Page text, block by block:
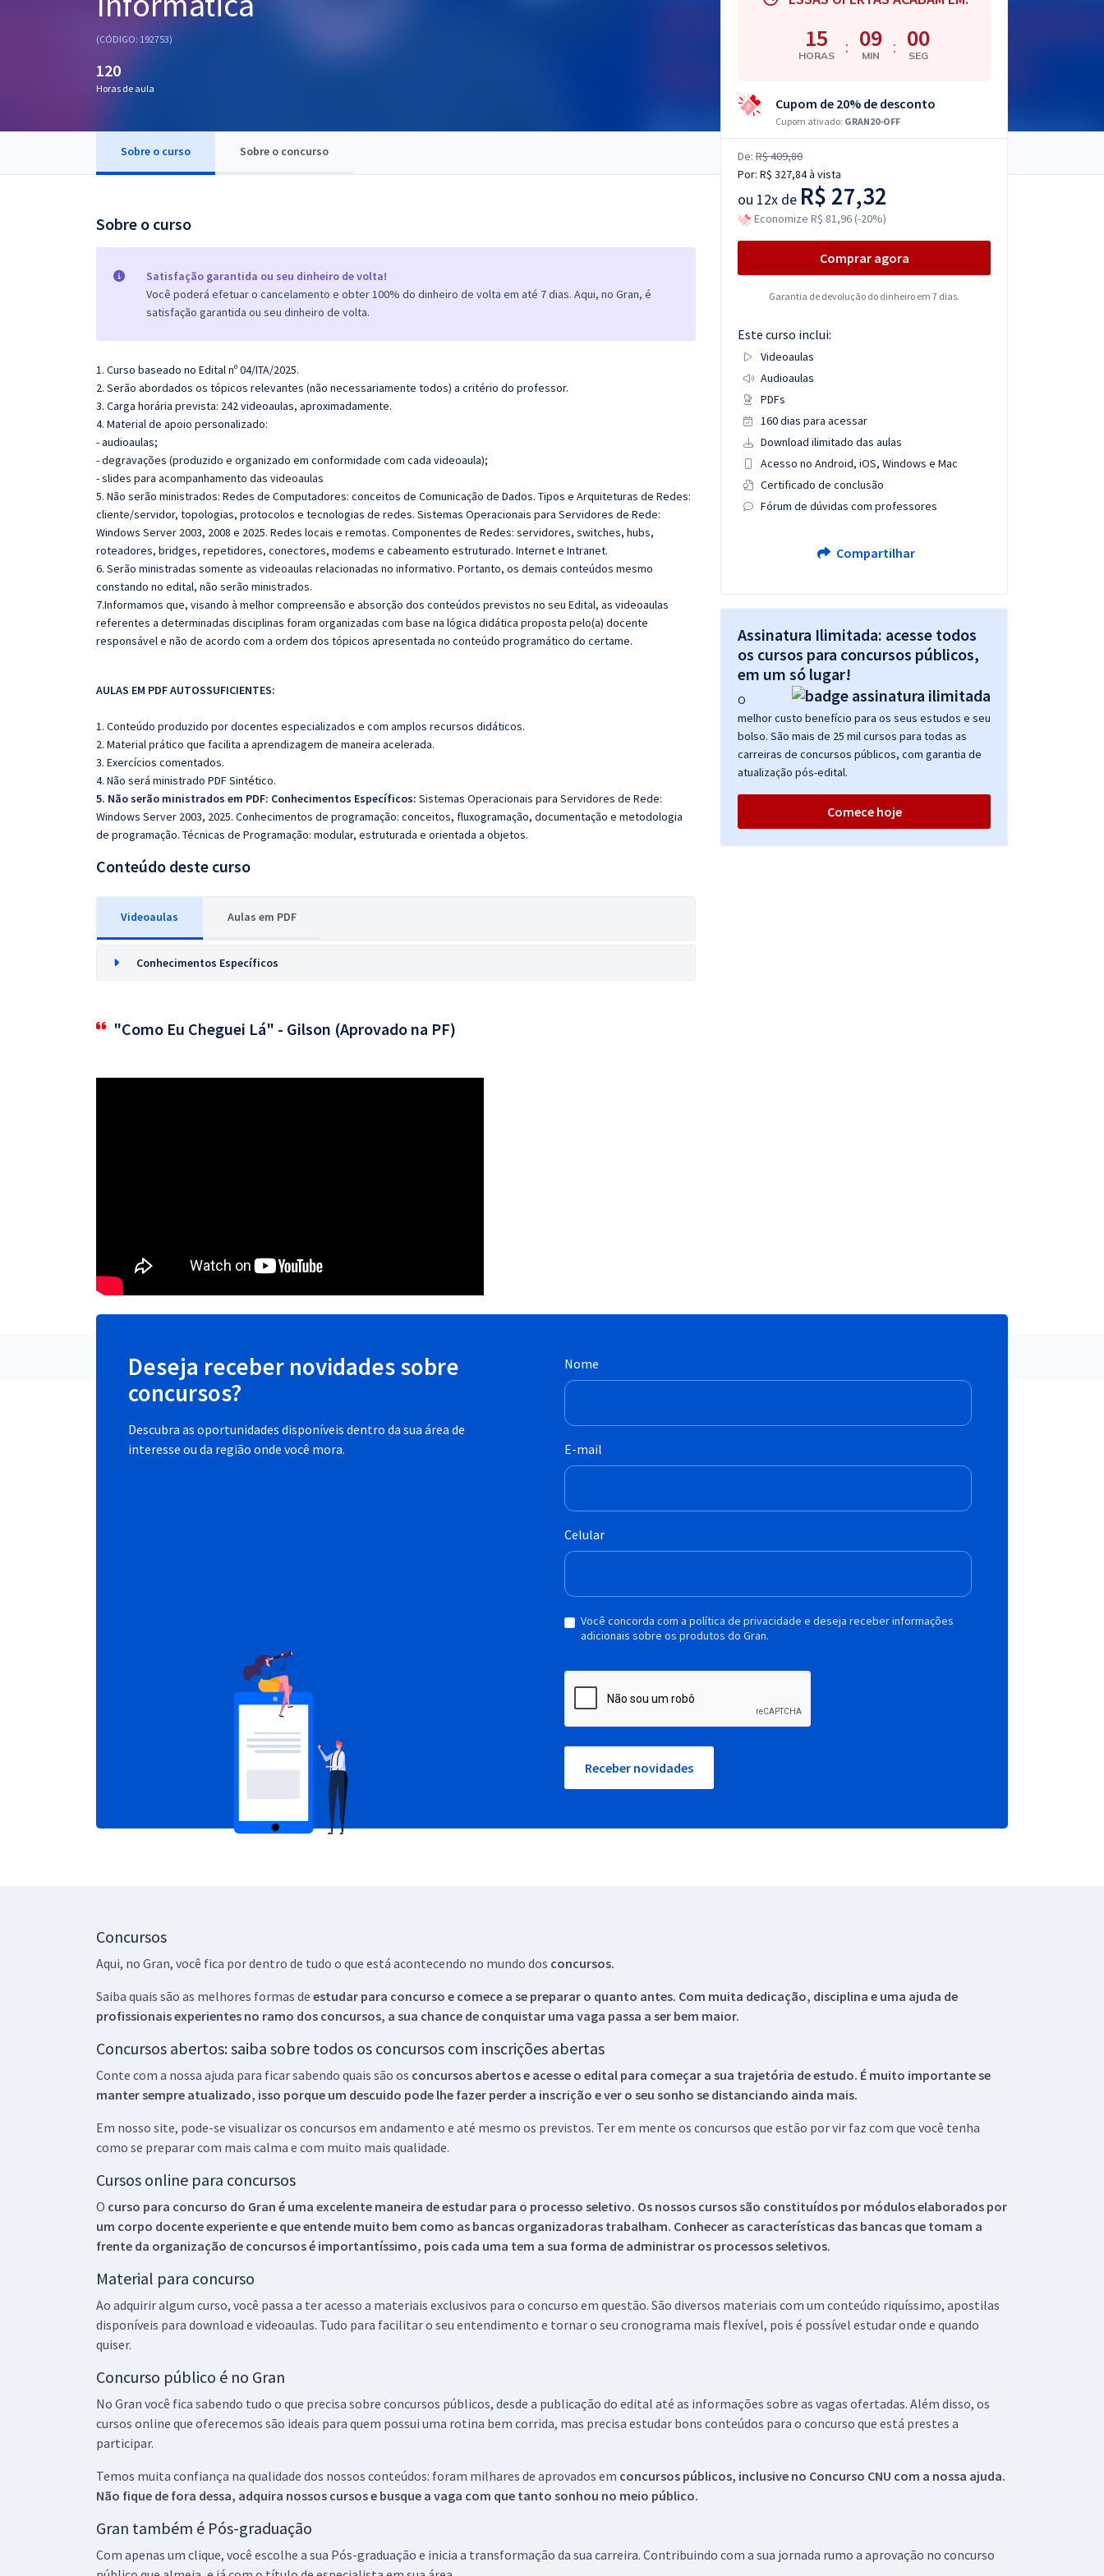
Questões grátis
(CÓDIGO: 192753)
120
Horas de aula
Sobre o curso Sobre o concurso
Sobre o curso
Satisfação garantida ou seu dinheiro de volta!
Você poderá efetuar o cancelamento e obter 100% do dinheiro de volta em até 7 dias. Aqui, no Gran, é
satisfação garantida ou seu dinheiro de volta.
1. Curso baseado no Edital nº 04/ITA/2025.
2. Serão abordados os tópicos relevantes (não necessariamente todos) a critério do professor.
3. Carga horária prevista: 242 videoaulas, aproximadamente.
4. Material de apoio personalizado:
- audioaulas;
- degravações (produzido e organizado em conformidade com cada videoaula);
- slides para acompanhamento das videoaulas
5. Não serão ministrados: Redes de Computadores: conceitos de Comunicação de Dados. Tipos e Arquiteturas de Redes:
cliente/servidor, topologias, protocolos e tecnologias de redes. Sistemas Operacionais para Servidores de Rede:
Windows Server 2003, 2008 e 2025. Redes locais e remotas. Componentes de Redes: servidores, switches, hubs,
roteadores, bridges, repetidores, conectores, modems e cabeamento estruturado. Internet e Intranet.
6. Serão ministradas somente as videoaulas relacionadas no informativo. Portanto, os demais conteúdos mesmo
constando no edital, não serão ministrados.
7.Informamos que, visando à melhor compreensão e absorção dos conteúdos previstos no seu Edital, as videoaulas
referentes a determinadas disciplinas foram organizadas com base na lógica didática proposta pelo(a) docente
responsável e não de acordo com a ordem dos tópicos apresentada no conteúdo programático do certame.
AULAS EM PDF AUTOSSUFICIENTES:
1. Conteúdo produzido por docentes especializados e com amplos recursos didáticos.
2. Material prático que facilita a aprendizagem de maneira acelerada.
3. Exercícios comentados.
4. Não será ministrado PDF Sintético.
5. Não serão ministrados em PDF: Conhecimentos Específicos: Sistemas Operacionais para Servidores de Rede:
Windows Server 2003, 2025. Conhecimentos de programação: conceitos, fluxogramação, documentação e metodologia
de programação. Técnicas de Programação: modular, estruturada e orientada a objetos.
Conteúdo deste curso
Videoaulas Aulas em PDF
Conhecimentos Específicos
"Como Eu Cheguei Lá" - Gilson (Aprovado na PF)
15
HORAS : 08
MIN : 59
SEG
Cupom de 20% de desconto
Cupom ativado: GRAN20-OFF
De: R$ 409,80
Por: R$ 327,84à vista
ou 12x de R$ 27,32
Economize R$ 81,96 (-20%)
Comprar agora
Garantia de devolução do dinheiro em 7 dias.
Este curso inclui:
Videoaulas
Audioaulas
PDFs
160 dias para acessar
Download ilimitado das aulas
Acesso no Android, iOS, Windows e Mac
Certificado de conclusão
Fórum de dúvidas com professores
Compartilhar
Assinatura Ilimitada: acesse todos
os cursos para concursos públicos,
em um só lugar!
O
melhor custo benefício para os seus estudos e seu
bolso. São mais de 25 mil cursos para todas as
carreiras de concursos públicos, com garantia de
atualização pós-edital.
Comece hoje
Deseja receber novidades sobre
concursos?
Descubra as oportunidades disponíveis dentro da sua área de
interesse ou da região onde você mora.
Nome
E-mail
Celular
Você concorda com a política de privacidade e deseja receber informações
adicionais sobre os produtos do Gran.
Receber novidades
Concursos
Aqui, no Gran, você fica por dentro de tudo o que está acontecendo no mundo dos concursos.
Saiba quais são as melhores formas de estudar para concurso e comece a se preparar o quanto antes. Com muita dedicação, disciplina e uma ajuda de
profissionais experientes no ramo dos concursos, a sua chance de conquistar uma vaga passa a ser bem maior.
Concursos abertos: saiba sobre todos os concursos com inscrições abertas
Conte com a nossa ajuda para ficar sabendo quais são os concursos abertos e acesse o edital para começar a sua trajetória de estudo. É muito importante se
manter sempre atualizado, isso porque um descuido pode lhe fazer perder a inscrição e ver o seu sonho se distanciando ainda mais.
Em nosso site, pode-se visualizar os concursos em andamento e até mesmo os previstos. Ter em mente os concursos que estão por vir faz com que você tenha
como se preparar com mais calma e com muito mais qualidade.
Cursos online para concursos
O curso para concurso do Gran é uma excelente maneira de estudar para o processo seletivo. Os nossos cursos são constituídos por módulos elaborados por
um corpo docente experiente e que entende muito bem como as bancas organizadoras trabalham. Conhecer as características das bancas que tomam a
frente da organização de concursos é importantíssimo, pois cada uma tem a sua forma de administrar os processos seletivos.
Material para concurso
Ao adquirir algum curso, você passa a ter acesso a materiais exclusivos para o concurso em questão. São diversos materiais com um conteúdo riquíssimo, apostilas
disponíveis para download e videoaulas. Tudo para facilitar o seu entendimento e tornar o seu cronograma mais flexível, pois é possível estudar onde e quando
quiser.
Concurso público é no Gran
No Gran você fica sabendo tudo o que precisa sobre concursos públicos, desde a publicação do edital até as informações sobre as vagas ofertadas. Além disso, os
cursos online que oferecemos são ideais para quem possui uma rotina bem corrida, mas precisa estudar bons conteúdos para o concurso que está prestes a
participar.
Temos muita confiança na qualidade dos nossos conteúdos: foram milhares de aprovados em concursos públicos, inclusive no Concurso CNU com a nossa ajuda.
Não fique de fora dessa, adquira nossos cursos e busque a vaga com que tanto sonhou no meio público.
Gran também é Pós-graduação
Com apenas um clique, você escolhe a sua Pós-graduação e inicia a transformação da sua carreira. Contribuindo com a sua jornada rumo a aprovação no concurso